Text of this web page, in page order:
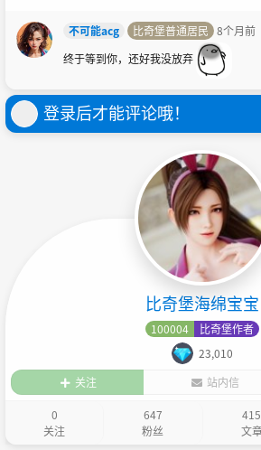
不可能acg 比奇堡普通居民 8个月前
终于等到你，还好我没放弃
登录后才能评论哦！
比奇堡海绵宝宝
100004
比奇堡作者
23,010
关注
站内信
0
关注
647
粉丝
415
文